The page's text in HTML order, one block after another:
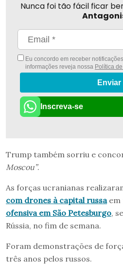
Nunca foi tão fácil ficar
Eu concordo em receber
informações reveja nossa Política
Enviar
Inscreva-se
Trump também sorriu e
Moscou”.
As forças ucranianas
com drones à capital russaem
ofensiva em São Petesburgo,
Rússia, no fim de semana.
Foram demonstrações de
três anos pelos russos.